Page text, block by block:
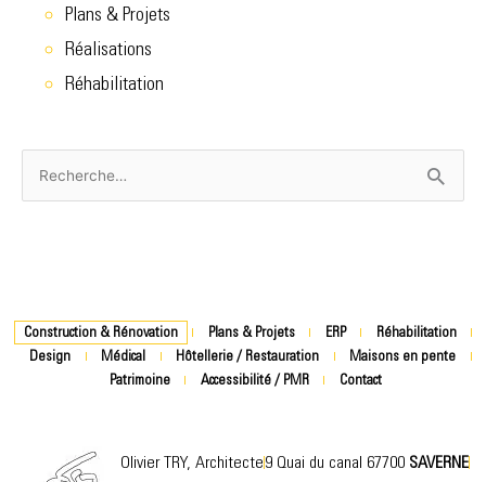
Plans & Projets
Réalisations
Réhabilitation
Rechercher :
Construction & Rénovation Plans & Projets ERP
Réhabilitation
Design
Médical Hôtellerie / Restauration
Maisons en pente
Patrimoine
Accessibilité / PMR Contact
Olivier TRY, Architecte9 Quai du canal 67700 SAVERNE